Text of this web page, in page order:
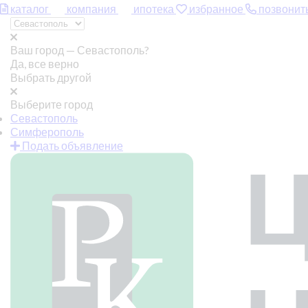
каталог компания ипотека избранное
Ваш город — Севастополь?
Да, все верно
Выбрать другой
Выберите город
Севастополь
Симферополь
Подать объявление